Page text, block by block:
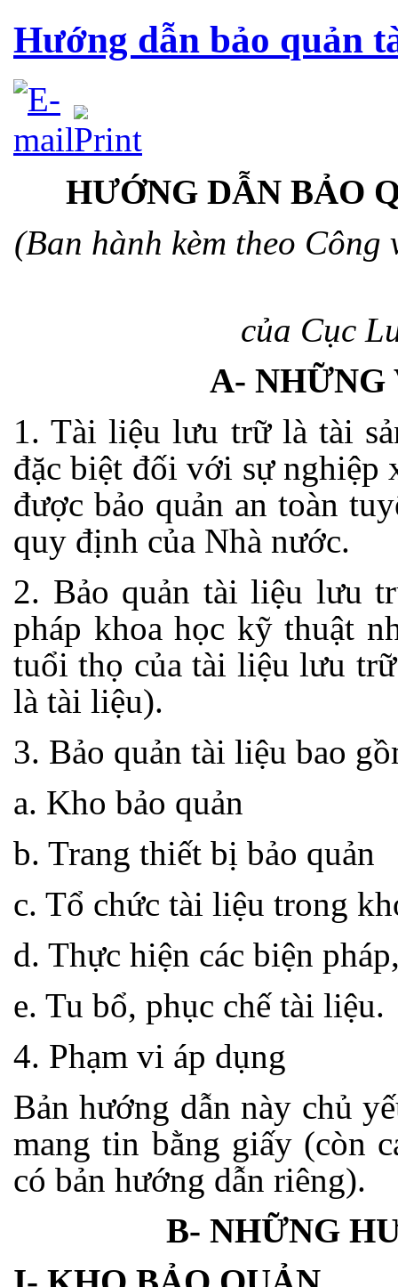
Hướng dẫn bảo quản
HƯỚNG DẪN BẢO
(Ban hành kèm theo Công
của Cục
A- NHỮNG
1. Tài liệu lưu trữ là tài
đặc biệt đối với sự nghiệp
được bảo quản an toàn
quy định của Nhà nước.
2. Bảo quản tài liệu lưu
pháp khoa học kỹ thuật
tuổi thọ của tài liệu lưu
là tài liệu).
3. Bảo quản tài liệu bao
a. Kho bảo quản
b. Trang thiết bị bảo quản
c. Tổ chức tài liệu trong
d. Thực hiện các biện
e. Tu bổ, phục chế tài liệu.
4. Phạm vi áp dụng
Bản hướng dẫn này chủ
mang tin bằng giấy (còn
có bản hướng dẫn riêng).
B- NHỮNG